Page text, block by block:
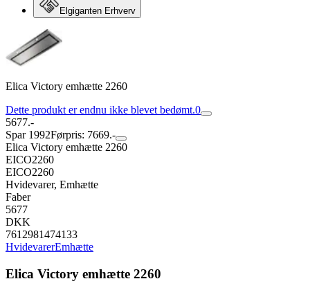
Elgiganten Erhverv
Elica Victory emhætte 2260
Dette produkt er endnu ikke blevet bedømt.0
5677.-
Spar 1992Førpris: 7669.-
Elica Victory emhætte 2260
EICO2260
EICO2260
Hvidevarer, Emhætte
Faber
5677
DKK
7612981474133
HvidevarerEmhætte
Elica Victory emhætte 2260